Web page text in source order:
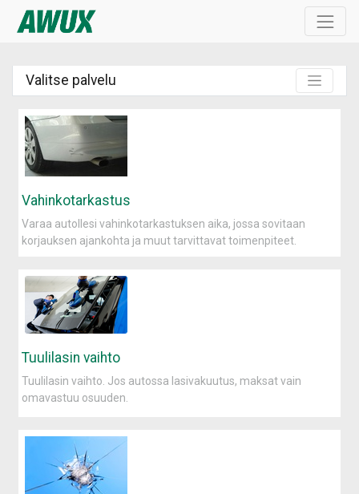
Valitse palvelu
Vahinkotarkastus
Varaa autollesi vahinkotarkastuksen aika, jossa sovitaan
korjauksen ajankohta ja muut tarvittavat toimenpiteet.
Tuulilasin vaihto
Tuulilasin vaihto. Jos autossa lasivakuutus, maksat vain
omavastuu osuuden.